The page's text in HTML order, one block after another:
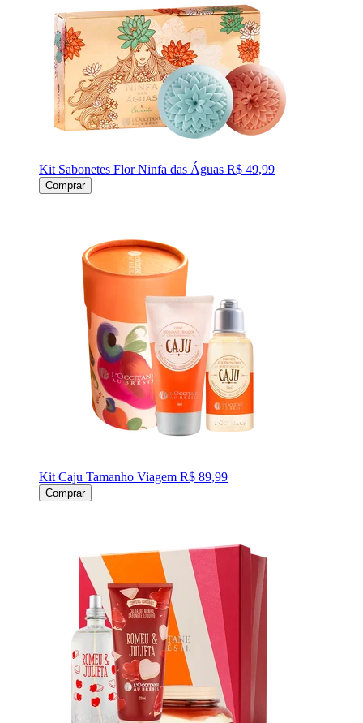
Kit Sabonetes Flor Ninfa das Águas R$ 49,99
Comprar
Kit Caju Tamanho Viagem R$ 89,99
Comprar